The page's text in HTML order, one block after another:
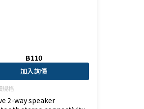
B110
加入詢價
規格
2-way speaker